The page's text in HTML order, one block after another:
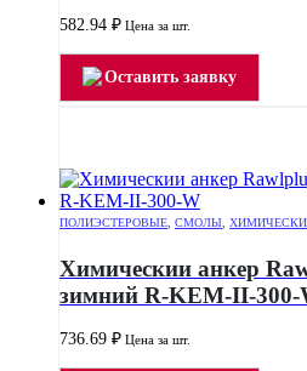
582.94 ₽ Цена за шт.
Оставить заявку
ПОЛИЭСТЕРОВЫЕ СМОЛЫ
Химическии анкер
зимний R-KEM-II-300-
736.69 ₽ Цена за шт.